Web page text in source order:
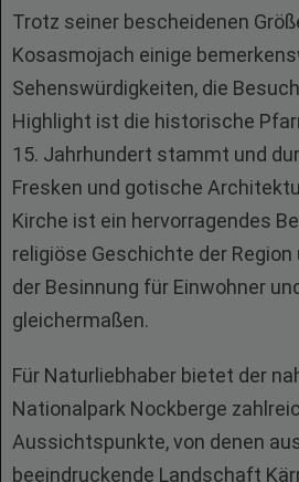
Trotz seiner bescheidenen
Kosasmojach einige
Sehenswürdigkeiten, die
Highlight ist die historische
15. Jahrhundert stammt und
Fresken und gotische
Kirche ist ein hervorragendes
religiöse Geschichte der
der Besinnung für Einwohner
gleichermaßen.
Für Naturliebhaber bietet der
Nationalpark Nockberge
Aussichtspunkte, von denen
beeindruckende Landschaft